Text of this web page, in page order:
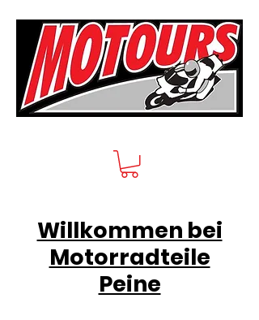
Willkommen bei
Motorradteile
Peine